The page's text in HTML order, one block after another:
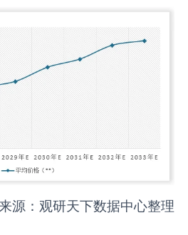
源：观研天下数据中心整理